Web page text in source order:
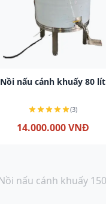
Xem chi tiết
Nồi nấu cánh khuấy 80 lít
(3)
14.000.000 VNĐ